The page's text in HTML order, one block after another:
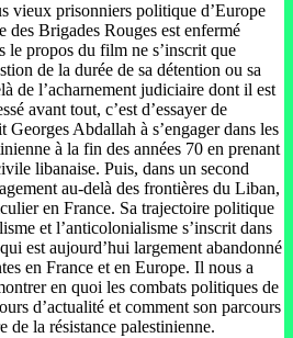
vieux prisonniers politique d’Europe
des Brigades Rouges est enfermé
le propos du film ne s’inscrit que
de la durée de sa détention ou sa
de l’acharnement judiciaire dont il est
avant tout, c’est d’essayer de
Abdallah à s’engager dans les
à la fin des années 70 en prenant
libanaise. Puis, dans un second
au-delà des frontières du Liban,
en France. Sa trajectoire politique
et l’anticolonialisme s’inscrit dans
est aujourd’hui largement abandonné
en France et en Europe. Il nous a
en quoi les combats politiques de
d’actualité et comment son parcours
de la résistance palestinienne.